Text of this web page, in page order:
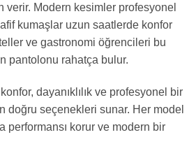
verir. Modern kesimler profesyonel
kumaşlar uzun saatlerde konfor
ve gastronomi öğrencileri bu
pantolonu rahatça bulur.
dayanıklılık ve profesyonel bir
doğru seçenekleri sunar. Her model
performansı korur ve modern bir